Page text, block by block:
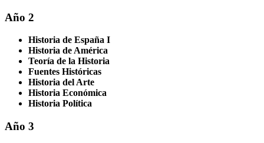
Año 2
Historia de España I
Historia de América
Teoría de la Historia
Fuentes Históricas
Historia del Arte
Historia Económica
Historia Política
Año 3